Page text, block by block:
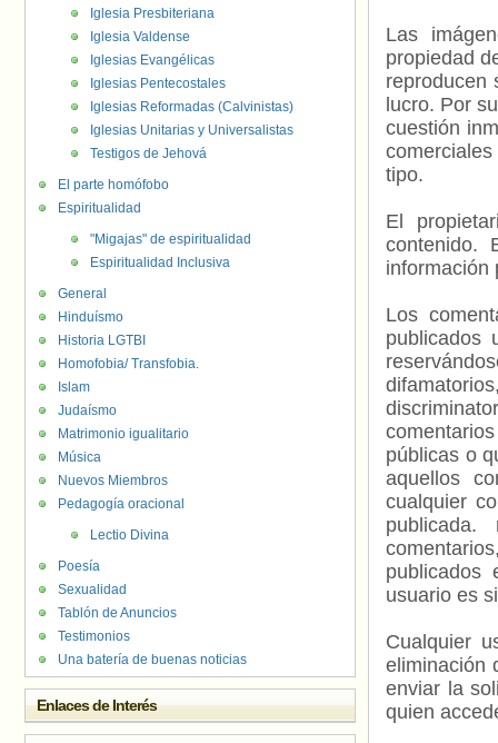
Las
propiedad
reproducen
lucro. Por
cuestión
tipo.
El
contenido.
información
Los
publicados
públicas o
aquellos
cualquier
usuario es
Cualquier
eliminación
enviar la
quien
Iglesia Presbiteriana
Iglesia Valdense
Iglesias Evangélicas
Iglesias Pentecostales
Iglesias Reformadas (Calvinistas)
Iglesias Unitarias y Universalistas
Testigos de Jehová
El parte homófobo
Espiritualidad
"Migajas" de espiritualidad
Espiritualidad Inclusiva
General
Hinduísmo
Historia LGTBI
Homofobia/ Transfobia.
Islam
Judaísmo
Matrimonio igualitario
Música
Nuevos Miembros
Pedagogía oracional
Lectio Divina
Poesía
Sexualidad
Tablón de Anuncios
Testimonios
Una batería de buenas noticias
Enlaces de Interés